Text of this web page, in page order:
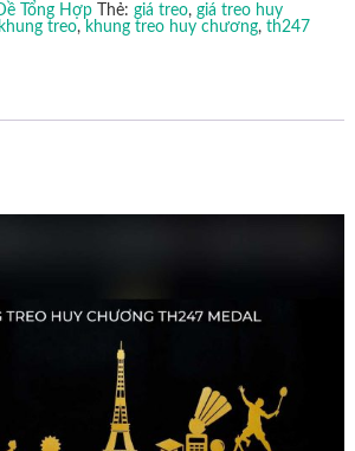
Tổng Hợp Thẻ: giá treo, giá treo huy
khung treo, khung treo huy chương, th247